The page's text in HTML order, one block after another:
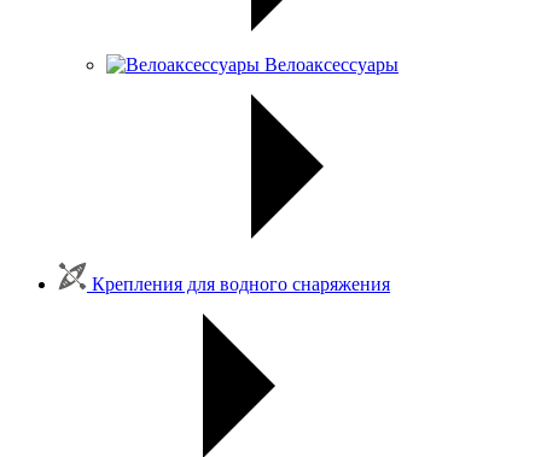
Велоаксессуары
Крепления для водного снаряжения